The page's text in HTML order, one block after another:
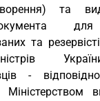
та
для
та
-